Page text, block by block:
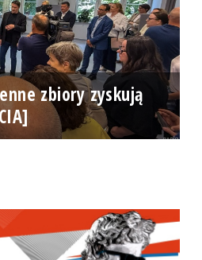
zbiory zyskują